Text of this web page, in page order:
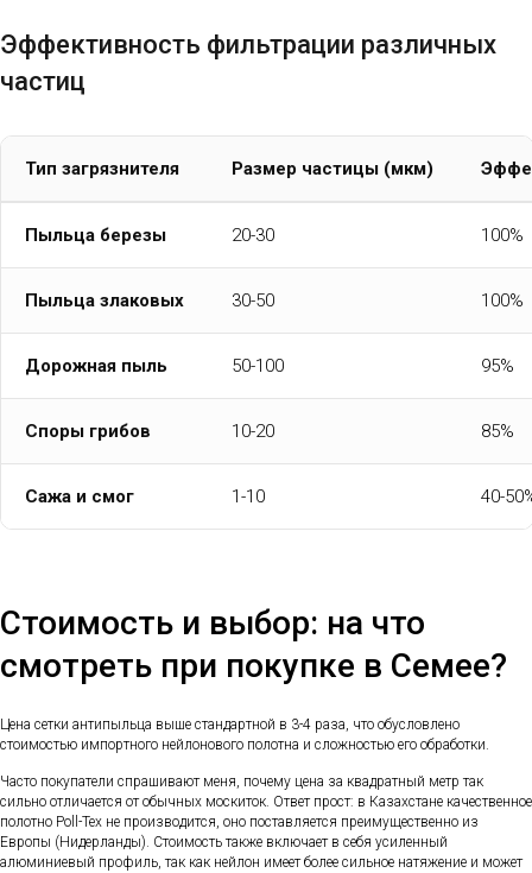
Эффективность фильтрации различных
частиц
Тип загрязнителя Размер частицы (мкм)
Пыльца березы 20-30 100%
Пыльца злаковых 30-50 100%
Дорожная пыль 50-100 95%
Споры грибов 10-20 85%
Сажа и смог 1-10 40-
Стоимость и выбор: на что
смотреть при покупке в Семее?
Цена сетки антипыльца выше стандартной в 3-4 раза, что обусловлено
стоимостью импортного нейлонового полотна и сложностью его обработки.
Часто покупатели спрашивают меня, почему цена за квадратный метр так
сильно отличается от обычных москиток. Ответ прост: в Казахстане качественное
полотно Poll-Tex не производится, оно поставляется преимущественно из
Европы (Нидерланды). Стоимость также включает в себя усиленный
алюминиевый профиль, так как нейлон имеет более сильное натяжение и может